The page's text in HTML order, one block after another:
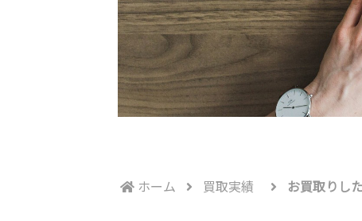
ホーム 買取実績 お買取りし